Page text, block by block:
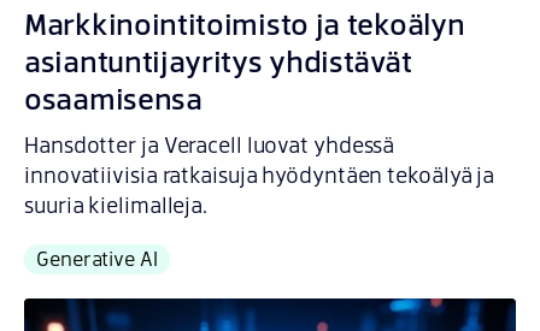
Markkinointitoimisto ja tekoälyn
asiantuntijayritys yhdistävät
osaamisensa
Hansdotter ja Veracell luovat yhdessä
innovatiivisia ratkaisuja hyödyntäen tekoälyä ja
suuria kielimalleja.
Generative AI